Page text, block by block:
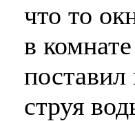
что то
в
поставил
струя